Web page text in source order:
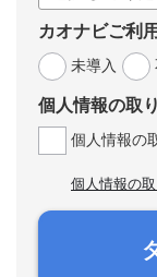
カオナビご利
未導入
個人情報の取
個人情報の
個人情報の